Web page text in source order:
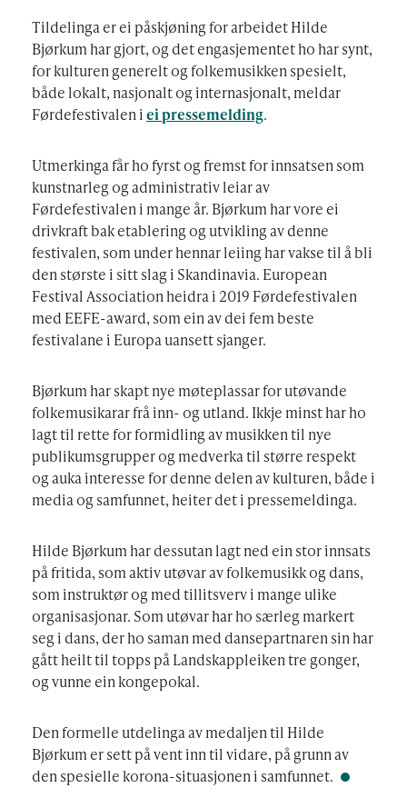
Tildelinga er ei påskjøning for arbeidet Hilde
Bjørkum har gjort, og det engasjementet ho har synt,
for kulturen generelt og folkemusikken spesielt,
både lokalt, nasjonalt og internasjonalt, meldar
Førdefestivalen iei pressemelding.
Utmerkinga får ho fyrst og fremst for innsatsen som
kunstnarleg og administrativ leiar av
Førdefestivalen i mange år. Bjørkum har vore ei
drivkraft bak etablering og utvikling av denne
festivalen, som under hennar leiing har vakse til å bli
den største i sitt slag i Skandinavia. European
Festival Association heidra i 2019 Førdefestivalen
med EEFE-award, som ein av dei fem beste
festivalane i Europa uansett sjanger.
Bjørkum har skapt nye møteplassar for utøvande
folkemusikarar frå inn- og utland. Ikkje minst har ho
lagt til rette for formidling av musikken til nye
publikumsgrupper og medverka til større respekt
og auka interesse for denne delen av kulturen, både i
media og samfunnet, heiter det i pressemeldinga.
Hilde Bjørkum har dessutan lagt ned ein stor innsats
på fritida, som aktiv utøvar av folkemusikk og dans,
som instruktør og med tillitsverv i mange ulike
organisasjonar. Som utøvar har ho særleg markert
seg i dans, der ho saman med dansepartnaren sin har
gått heilt til topps på Landskappleiken tre gonger,
og vunne ein kongepokal.
Den formelle utdelinga av medaljen til Hilde
Bjørkum er sett på vent inn til vidare, på grunn av
den spesielle korona-situasjonen i samfunnet.